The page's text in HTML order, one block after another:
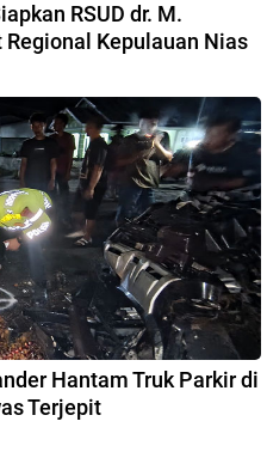
RSUD dr. M.
Kepulauan Nias
Hantam Truk Parkir di
Terjepit